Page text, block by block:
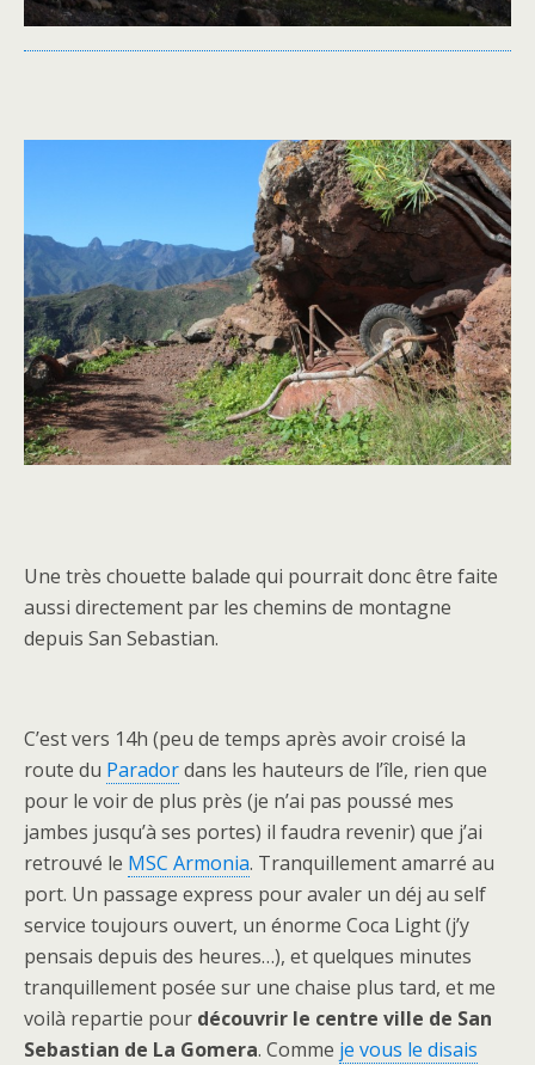
Une très chouette balade qui pourrait donc être faite
aussi directement par les chemins de montagne
depuis San Sebastian.
C’est vers 14h (peu de temps après avoir croisé la
route du Paradordans les hauteurs de l’île, rien que
pour le voir de plus près (je n’ai pas poussé mes
jambes jusqu’à ses portes) il faudra revenir) que j’ai
retrouvé le MSC Armonia. Tranquillement amarré au
port. Un passage express pour avaler un déj au self
service toujours ouvert, un énorme Coca Light (j’y
pensais depuis des heures…), et quelques minutes
tranquillement posée sur une chaise plus tard, et me
voilà repartie pour découvrir le centre ville de San
Sebastian de La Gomera. Comme je vous le disais